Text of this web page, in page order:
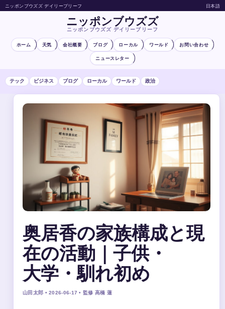
ニッポンブウズズ デイリーブリーフ 日本語
ニッポンブウズズ
ニッポンブウズズ デイリーブリーフ
ホーム 天気 会社概要 ブログ ローカル ワールド お問い合わせ
ニュースレター
テック ビジネス ブログ ローカル ワールド 政治
奥居香の家族構成と現
在の活動｜子供・
大学・馴れ初め
山田太郎 • 2026-06-17 • 監修 高橋 蓮